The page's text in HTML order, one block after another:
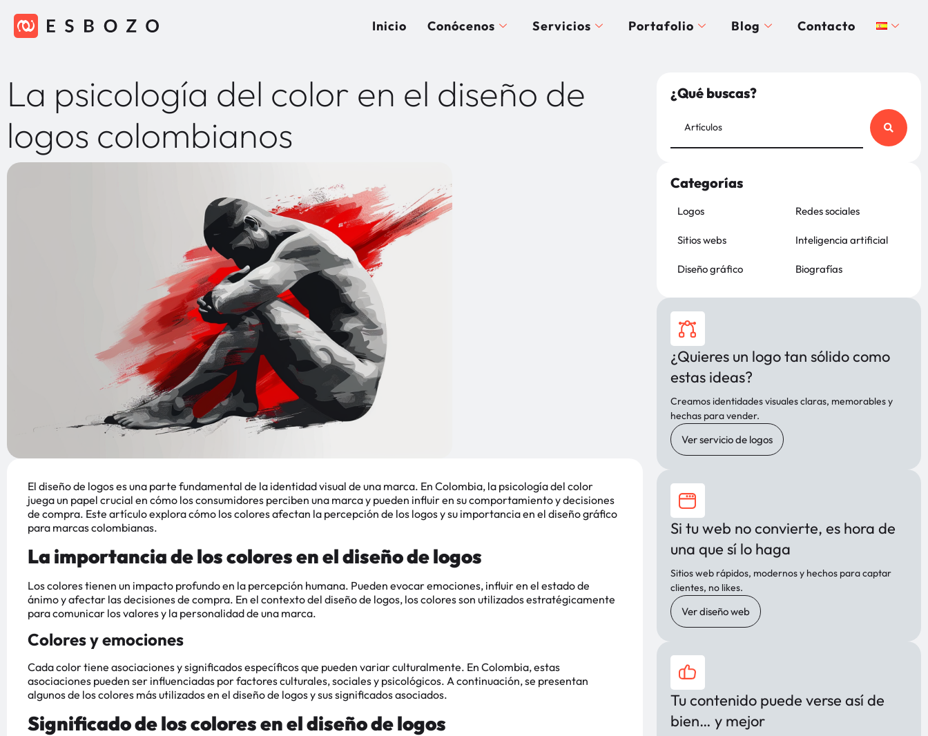
Inicio Conócenos Servicios Portafolio Blog Contacto
La psicología del color en el diseño de
logos colombianos
El diseño de logos es una parte fundamental de la identidad visual de una marca. En Colombia, la psicología del color
juega un papel crucial en cómo los consumidores perciben una marca y pueden influir en su comportamiento y decisiones
de compra. Este artículo explora cómo los colores afectan la percepción de los logos y su importancia en el diseño gráfico
para marcas colombianas.
La importancia de los colores en el diseño de logos
Los colores tienen un impacto profundo en la percepción humana. Pueden evocar emociones, influir en el estado de
ánimo y afectar las decisiones de compra. En el contexto del diseño de logos, los colores son utilizados estratégicamente
para comunicar los valores y la personalidad de una marca.
Colores y emociones
Cada color tiene asociaciones y significados específicos que pueden variar culturalmente. En Colombia, estas
asociaciones pueden ser influenciadas por factores culturales, sociales y psicológicos. A continuación, se presentan
algunos de los colores más utilizados en el diseño de logos y sus significados asociados.
Significado de los colores en el diseño de logos
¿Qué buscas?
Categorías
Logos
Sitios webs
Diseño gráfico
Redes sociales
Inteligencia artificial
Biografías
¿Quieres un logo tan sólido como
estas ideas?
Creamos identidades visuales claras, memorables y
hechas para vender.
Ver servicio de logos
Si tu web no convierte, es hora de
una que sí lo haga
Sitios web rápidos, modernos y hechos para captar
clientes, no likes.
Ver diseño web
Tu contenido puede verse así de
bien… y mejor